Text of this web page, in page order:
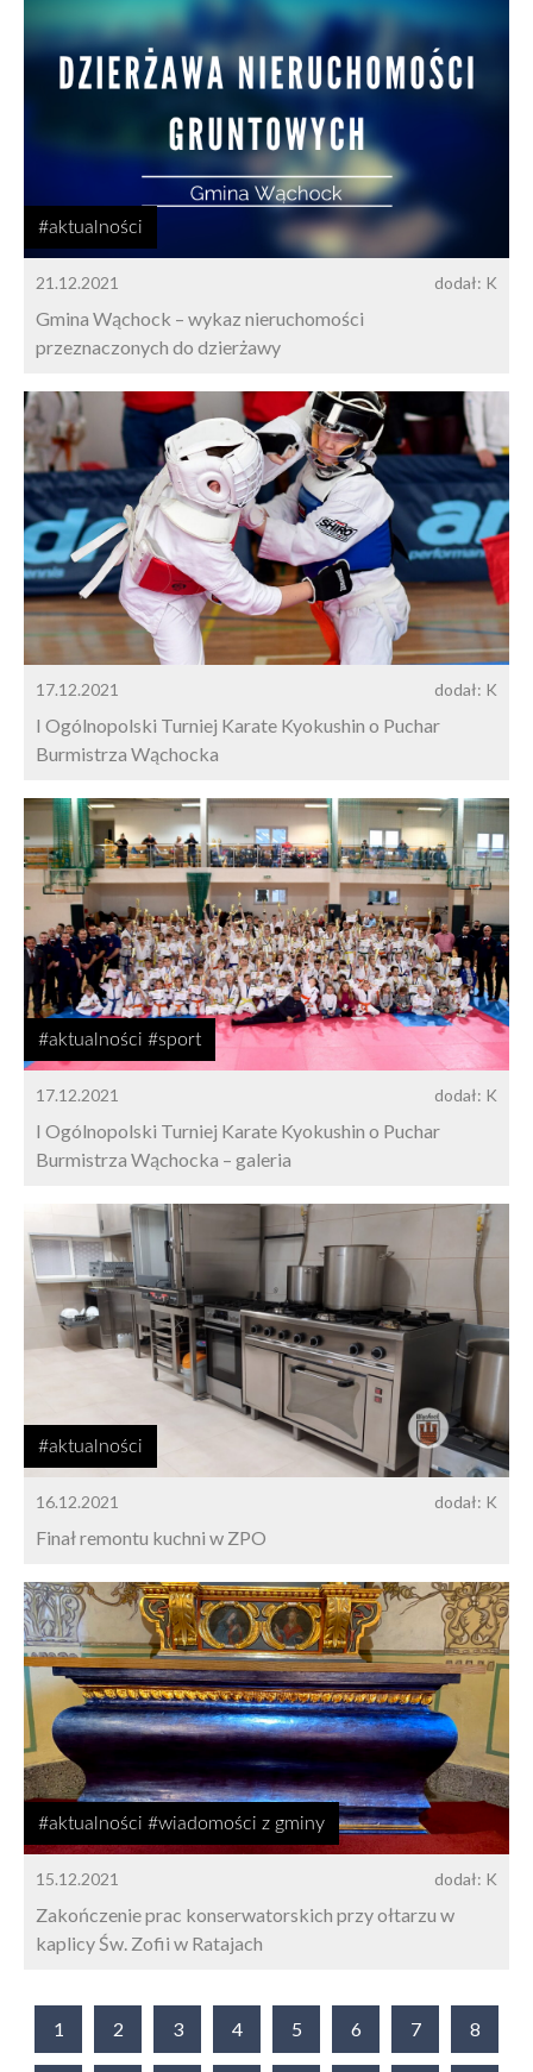
#aktualności
21.12.2021 dodał: K
Gmina Wąchock – wykaz nieruchomości
przeznaczonych do dzierżawy
17.12.2021 dodał: K
I Ogólnopolski Turniej Karate Kyokushin o Puchar
Burmistrza Wąchocka
#aktualności #sport
17.12.2021 dodał: K
I Ogólnopolski Turniej Karate Kyokushin o Puchar
Burmistrza Wąchocka – galeria
#aktualności
16.12.2021 dodał: K
Finał remontu kuchni w ZPO
#aktualności #wiadomości z gminy
15.12.2021 dodał: K
Zakończenie prac konserwatorskich przy ołtarzu w
kaplicy Św. Zofii w Ratajach
1 2 3 4 5 6 7 8